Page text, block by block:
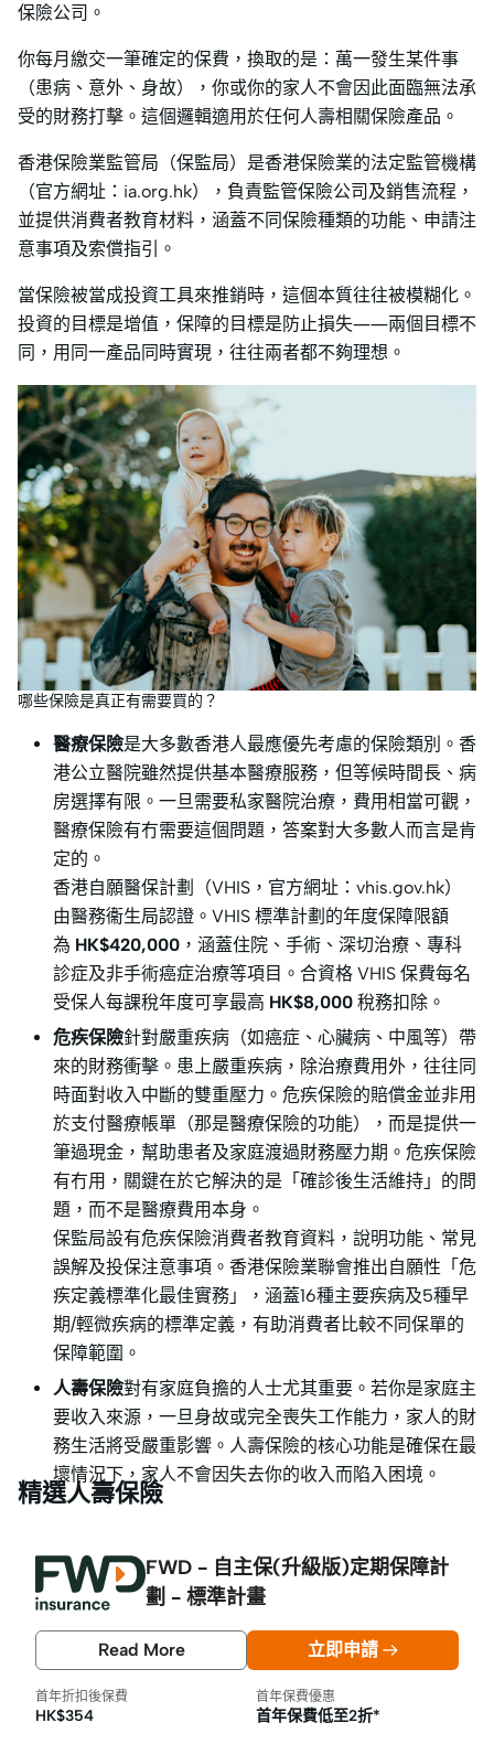
保險公司。
你每月繳交一筆確定的保費，換取的是：萬一發生某件事
（患病、意外、身故），你或你的家人不會因此面臨無法承
受的財務打擊。這個邏輯適用於任何人壽相關保險產品。
香港保險業監管局（保監局）是香港保險業的法定監管機構
（官方網址：ia.org.hk），負責監管保險公司及銷售流程，
並提供消費者教育材料，涵蓋不同保險種類的功能、申請注
意事項及索償指引。
當保險被當成投資工具來推銷時，這個本質往往被模糊化。
投資的目標是增值，保障的目標是防止損失——兩個目標不
同，用同一產品同時實現，往往兩者都不夠理想。
哪些保險是真正有需要買的？
醫療保險是大多數香港人最應優先考慮的保險類別。香
港公立醫院雖然提供基本醫療服務，但等候時間長、病
房選擇有限。一旦需要私家醫院治療，費用相當可觀，
醫療保險有冇需要這個問題，答案對大多數人而言是肯
定的。
香港自願醫保計劃（VHIS，官方網址：vhis.gov.hk）
由醫務衞生局認證。VHIS 標準計劃的年度保障限額
為 HK$420,000 ，涵蓋住院、手術、深切治療、專科
診症及非手術癌症治療等項目。合資格 VHIS 保費每名
受保人每課稅年度可享最高 HK$8,000 稅務扣除。
危疾保險針對嚴重疾病（如癌症、心臟病、中風等）帶
來的財務衝擊。患上嚴重疾病，除治療費用外，往往同
時面對收入中斷的雙重壓力。危疾保險的賠償金並非用
於支付醫療帳單（那是醫療保險的功能），而是提供一
筆過現金，幫助患者及家庭渡過財務壓力期。危疾保險
有冇用，關鍵在於它解決的是「確診後生活維持」的問
題，而不是醫療費用本身。
保監局設有危疾保險消費者教育資料，說明功能、常見
誤解及投保注意事項。香港保險業聯會推出自願性「危
疾定義標準化最佳實務」，涵蓋16種主要疾病及5種早
期/輕微疾病的標準定義，有助消費者比較不同保單的
保障範圍。
人壽保險對有家庭負擔的人士尤其重要。若你是家庭主
要收入來源，一旦身故或完全喪失工作能力，家人的財
務生活將受嚴重影響。人壽保險的核心功能是確保在最
壞情況下，家人不會因失去你的收入而陷入困境。
精選人壽保險
FWD - 自主保(升級版)定期保障計
劃 - 標準計畫
Read More 立即申請
首年折扣後保費
HK$354
首年保費優惠
首年保費低至2折*